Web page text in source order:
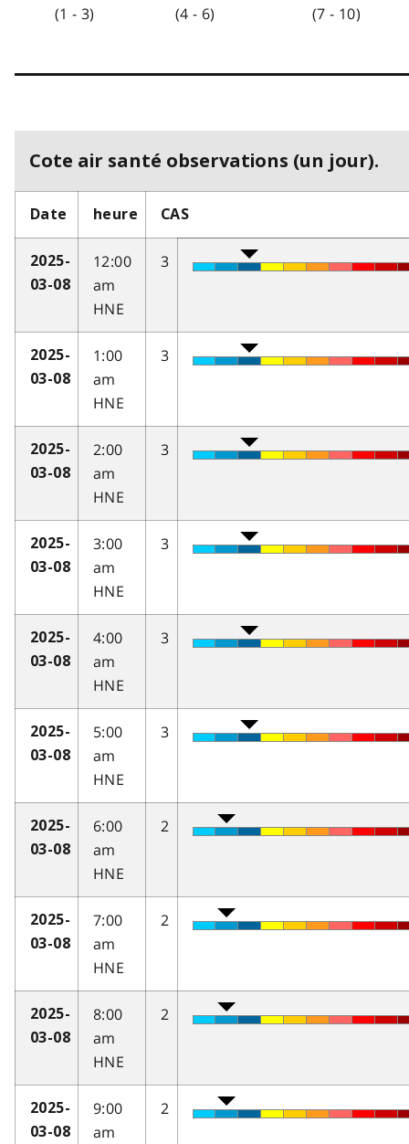
(1 - 3)
(4 - 6)
(7 - 10)
Cote air santé observations (un jour).
Date heure CAS
2025-
03-08
12:00
am
HNE
3
2025-
03-08
1:00
am
HNE
3
2025-
03-08
2:00
am
HNE
3
2025-
03-08
3:00
am
HNE
3
2025-
03-08
4:00
am
HNE
3
2025-
03-08
5:00
am
HNE
3
2025-
03-08
6:00
am
HNE
2
2025-
03-08
7:00
am
HNE
2
2025-
03-08
8:00
am
HNE
2
2025-
03-08
9:00
am
2